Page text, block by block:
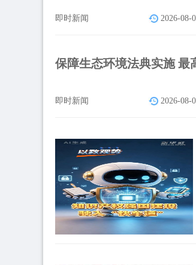
即时新闻 2026-08-
保障生态环境法典实施 最
即时新闻 2026-08-